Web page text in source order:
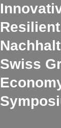
Swiss